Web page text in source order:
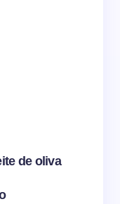
de oliva